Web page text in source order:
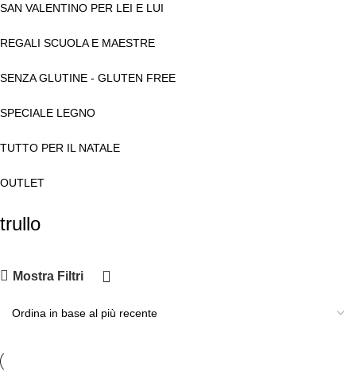
SAN VALENTINO PER LEI E LUI
REGALI SCUOLA E MAESTRE
SENZA GLUTINE - GLUTEN FREE
SPECIALE LEGNO
TUTTO PER IL NATALE
OUTLET
trullo
Mostra Filtri